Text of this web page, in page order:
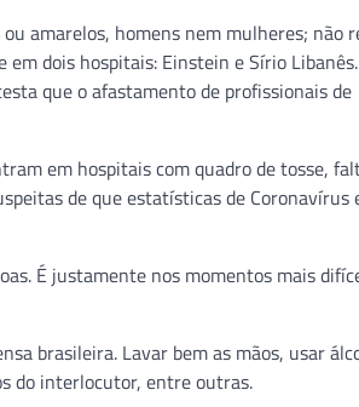
amarelos, homens nem mulheres; não
dois hospitais: Einstein e Sírio Libanês.
que o afastamento de profissionais de
em hospitais com quadro de tosse,
de que estatísticas de Coronavírus
É justamente nos momentos mais
brasileira. Lavar bem as mãos, usar
do interlocutor, entre outras.